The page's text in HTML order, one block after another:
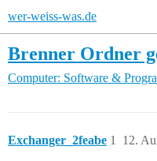
wer-weiss-was.de
Brenner Ordner
Computer: Software &
Exchanger_2feabe 12.
1